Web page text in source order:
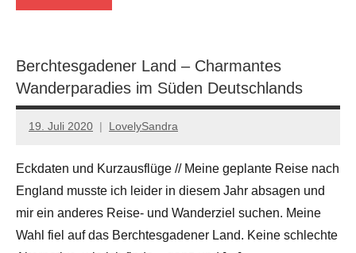
Germany
Berchtesgaden
Berchtesgadener Land – Charmantes
Wanderparadies im Süden Deutschlands
19. Juli 2020 LovelySandra
Keine
Eckdaten und Kurzausflüge // Meine geplante Reise nach
England musste ich leider in diesem Jahr absagen und
mir ein anderes Reise- und Wanderziel suchen. Meine
Wahl fiel auf das Berchtesgadener Land. Keine schlechte